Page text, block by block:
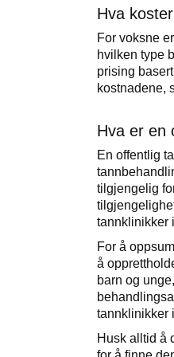
Hva
For voksne
hvilken type
prising
kostnadene,
Hva er en
En offentlig
tilgjengelig
tannklinikker
For å
å
barn og
tannklinikker
Husk alltid å